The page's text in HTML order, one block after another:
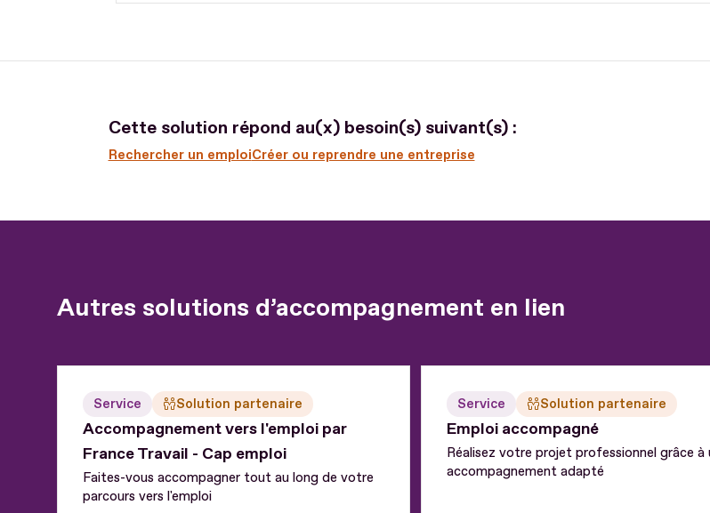
Cette solution répond au(x) besoin(s) suivant(s) :
Rechercher un emploiCréer ou reprendre une entreprise
Autres solutions d’accompagnement en lien
Accompagnement vers l'emploi par
France Travail - Cap emploi
Service Solution partenaire
Faites-vous accompagner tout au long de votre
parcours vers l'emploi
Emploi accompagné
Service Solution partenaire
Réalisez votre projet professionnel grâce à
accompagnement adapté